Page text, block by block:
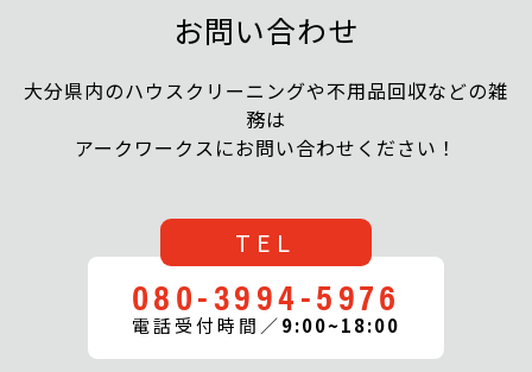
お問い合わせ
大分県内のハウスクリーニングや不用品回収などの雑
務は
アークワークスにお問い合わせください！
TEL
080-3994-5976
電話受付時間／9:00~18:00